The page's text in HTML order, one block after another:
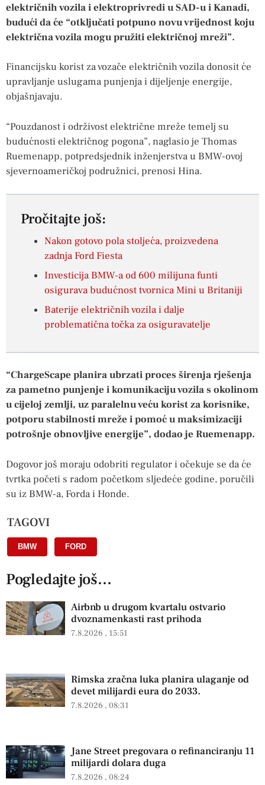
električnih vozila i elektroprivredi u SAD-u i Kanadi,
budući da će “otključati potpuno novu vrijednost koju
električna vozila mogu pružiti električnoj mreži”.
Financijsku korist za vozače električnih vozila donosit će
upravljanje uslugama punjenja i dijeljenje energije,
objašnjavaju.
“Pouzdanost i održivost električne mreže temelj su
budućnosti električnog pogona”, naglasio je Thomas
Ruemenapp, potpredsjednik inženjerstva u BMW-ovoj
sjevernoameričkoj podružnici, prenosi Hina.
Pročitajte još:
Nakon gotovo pola stoljeća, proizvedena
zadnja Ford Fiesta
Investicija BMW-a od 600 milijuna funti
osigurava budućnost tvornica Mini u Britaniji
Baterije električnih vozila i dalje
problematična točka za osiguravatelje
“ChargeScape planira ubrzati proces širenja rješenja
za pametno punjenje i komunikaciju vozila s okolinom
u cijeloj zemlji, uz paralelnu veću korist za korisnike,
potporu stabilnosti mreže i pomoć u maksimizaciji
potrošnje obnovljive energije”, dodao je Ruemenapp.
Dogovor još moraju odobriti regulator i očekuje se da će
tvrtka početi s radom početkom sljedeće godine, poručili
su iz BMW-a, Forda i Honde.
TAGOVI
BMW FORD
Pogledajte još...
Airbnb u drugom kvartalu ostvario
dvoznamenkasti rast prihoda
7.8.2026 15:51
Rimska zračna luka planira ulaganje od
devet milijardi eura do 2033.
7.8.2026 08:31
Jane Street pregovara o refinanciranju 11
milijardi dolara duga
7.8.2026 08:24